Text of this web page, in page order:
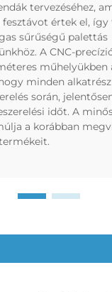
tervezéséhez,
fesztávot értek el, így
sűrűségű palettás
A CNC-
műhelyükben
minden
során,
időt. A
a korábban